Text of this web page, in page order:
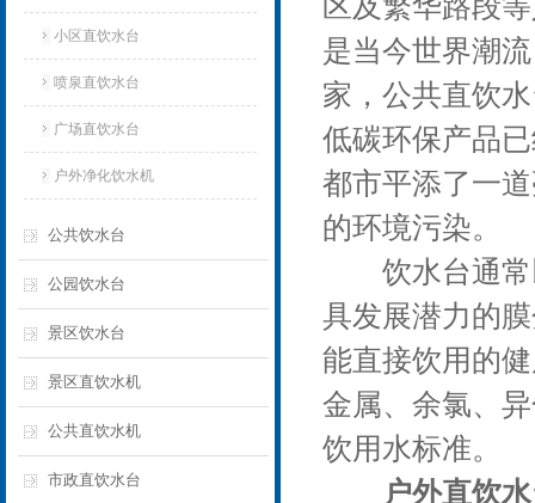
小区直饮水台
喷泉直饮水台
广场直饮水台
户外净化饮水机
公共饮水台
公园饮水台
景区饮水台
景区直饮水机
公共直饮水机
市政直饮水台
区及繁华路段
是当今世界潮
家，公共直饮
低碳环保产品
都市平添了一
的环境污染。
饮水台通常
具发展潜力的
能直接饮用的
金属、余氯、
饮用水标准。
户外直饮